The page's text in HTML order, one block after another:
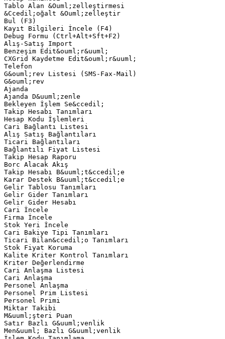
Tablo Alan &Ouml;zelleştirmesi
&Ccedil;oğalt &Ouml;zelleştir
Bul (F3)
Kayıt Bilgileri İncele (F4)
Debug Formu (Ctrl+Alt+Sft+F2)
Alış-Satış Import
Benzeşim Edit&ouml;r&uuml;
CXGrid Kaydetme Edit&ouml;r&uuml;
Telefon
G&ouml;rev Listesi (SMS-Fax-Mail)
G&ouml;rev
Ajanda
Ajanda D&uuml;zenle
Bekleyen İşlem Se&ccedil;
Takip Hesabı Tanımları
Hesap Kodu İşlemleri
Cari Bağlantı Listesi
Alış Satış Bağlantıları
Ticari Bağlantıları
Bağlantılı Fiyat Listesi
Takip Hesap Raporu
Borc Alacak Akış
Takip Hesabı B&uuml;t&ccedil;e
Karar Destek B&uuml;t&ccedil;e
Gelir Tablosu Tanımları
Gelir Gider Tanımları
Gelir Gider Hesabı
Cari İncele
Firma İncele
Stok Yeri İncele
Cari Bakiye Tipi Tanımları
Ticari Bilan&ccedil;o Tanımları
Stok Fiyat Koruma
Kalite Kriter Kontrol Tanımları
Kriter Değerlendirme
Cari Anlaşma Listesi
Cari Anlaşma
Personel Anlaşma
Personel Prim Listesi
Personel Primi
Miktar Takibi
M&uuml;şteri Puan
Satır Bazlı G&uuml;venlik
Men&uuml; Bazlı G&uuml;venlik